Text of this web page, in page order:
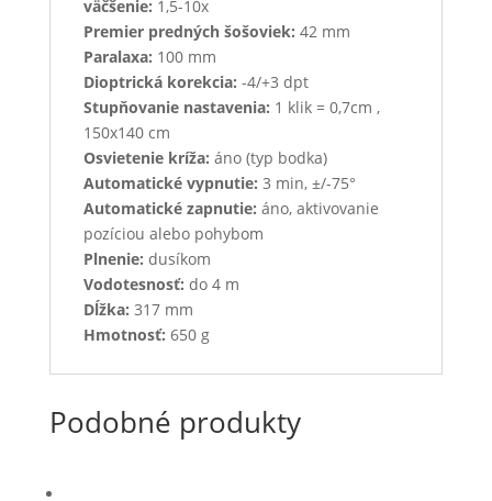
väčšenie: 1,5-10x
Premier predných šošoviek: 42 mm
Paralaxa: 100 mm
Dioptrická korekcia: -4/+3 dpt
Stupňovanie nastavenia: 1 klik = 0,7cm ,
150x140 cm
Osvietenie kríža: áno (typ bodka)
Automatické vypnutie: 3 min, ±/-75°
Automatické zapnutie: áno, aktivovanie
pozíciou alebo pohybom
Plnenie: dusíkom
Vodotesnosť: do 4 m
Dĺžka: 317 mm
Hmotnosť: 650 g
Podobné produkty